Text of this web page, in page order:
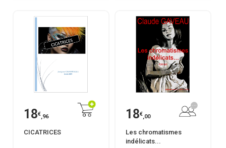
18€,96
CICATRICES
18€,00
Les chromatismes
indélicats...